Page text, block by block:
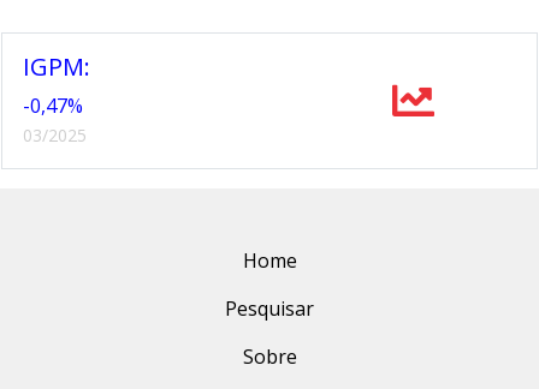
IGPM:
-0,47%
03/2025
Home
Pesquisar
Sobre